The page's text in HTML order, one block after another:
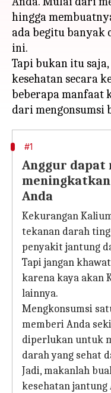
hingga
ada begitu banyak
ini.
Tapi bukan itu
kesehatan secara
beberapa manfaat
#1
Anggur dapat
Anda
Kekurangan
tekanan darah
penyakit jantung
Tapi jangan
karena kaya akan
lainnya.
Mengkonsumsi
memberi Anda
diperlukan untuk
darah yang sehat
Jadi, makanlah
kesehatan jantung